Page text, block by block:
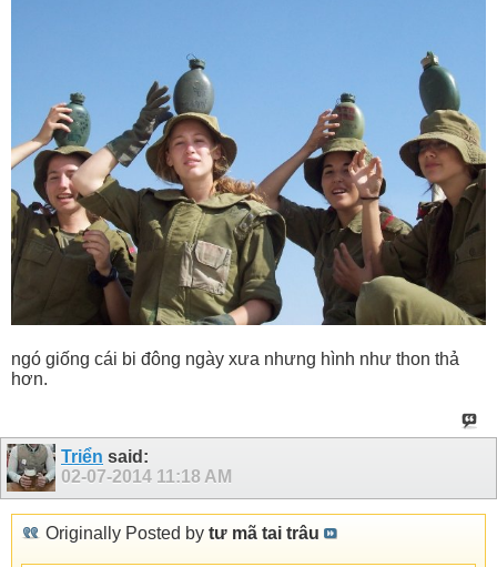
ngó giống cái bi đông ngày xưa nhưng hình như thon thả
hơn.
Triển said:
02-07-2014 11:18 AM
Originally Posted by tư mã tai trâu